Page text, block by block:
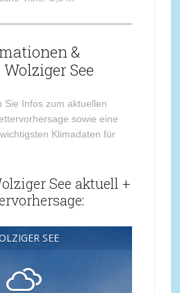
&
See
Sie Infos zum aktuellen
sowie eine
Klimadaten für
See aktuell +
SEE